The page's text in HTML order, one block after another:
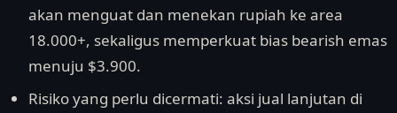
akan menguat dan menekan rupiah ke area
18.000+, sekaligus memperkuat bias bearish emas
menuju $3.900.
Risiko yang perlu dicermati: aksi jual lanjutan di